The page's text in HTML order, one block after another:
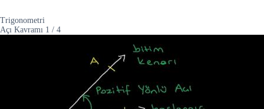
Trigonometri
Açı Kavramı 1 / 4